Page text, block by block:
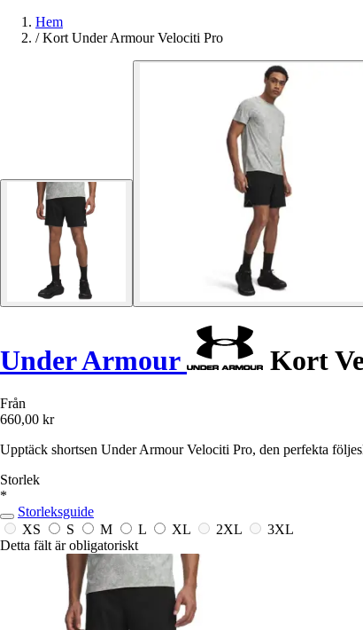
Hem
/ Kort Under Armour Velociti Pro
Under Armour Kort
Från
660,00 kr
Upptäck shortsen Under Armour Velociti Pro, den perfekta
Storlek
*
Storleksguide
XS
S M L XL 2XL
3XL
Detta fält är obligatoriskt